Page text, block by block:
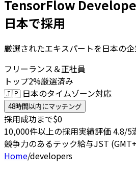
TensorFlow
日本で採用
厳選されたエキスパートを日本の
フリーランス＆正社員
トップ2%厳選済み
🇯🇵 日本のタイムゾーン対応
48時間以内にマッチング
採用成功まで$0
10,000件以上の採用実績評価 4.8/5
競争力のあるテック給与JST
Home/developers